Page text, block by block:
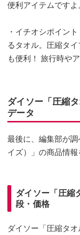
便利アイテムですよ
・イチオシポイン
るタオル。圧縮タ
も便利！ 旅行時や
ダイソー「圧縮
データ
最後に、編集部が
イズ）」の商品情報
ダイソー「圧縮
段・価格
ダイソー「圧縮タ